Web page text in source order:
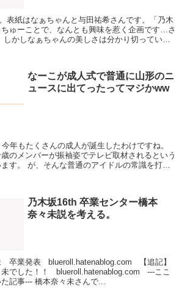
表紙はなぁちゃんと与田祐希さんです。「乃木
ゅーことで、なんとも興味を惹く企画です…さ
かしなぁちゃんの美しさは分かり切っている
なーこが成人式で普通に山形のニ
ュースに出てったってマジかww
年もたくさんの成人が誕生したわけですね。
のメンバーが振袖姿でテレビ取材されるという
す。 が、そんな普通のアイドルの常識を打ち
乃木坂16th 卒業センター橋本
奈々未説を考える。
卒業発表 blueroll.hatenablog.com 【追記】
未でした！！ blueroll.hatenablog.com ---ここ
記事--- 橋本奈々未さんで...